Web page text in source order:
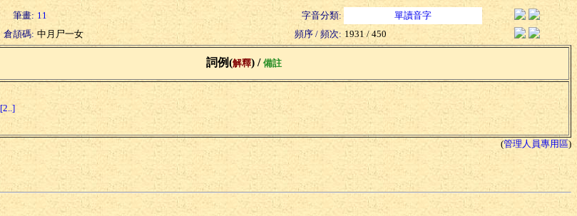
筆畫: 11 字音分類:
單讀音字
倉頡碼: 中月尸一女 頻序 / 頻次: 1931 / 450
詞例(解釋) / 備註
[2..]
(管理人員專用區)